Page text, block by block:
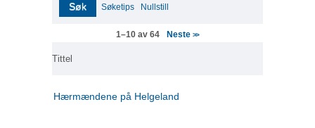
Søk Søketips Nullstill
1–10 av 64 Neste>>
Tittel
Hærmændene på Helgeland